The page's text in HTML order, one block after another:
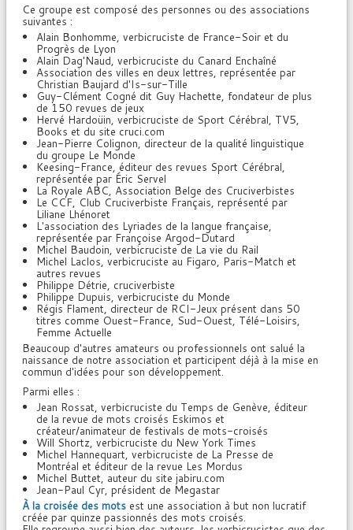
Ce groupe est composé des personnes ou des associations
suivantes :
Alain Bonhomme, verbicruciste de France-Soir et du
Progrès de Lyon
Alain Dag'Naud, verbicruciste du Canard Enchaîné
Association des villes en deux lettres, représentée par
Christian Baujard d'Is-sur-Tille
Guy-Clément Cogné dit Guy Hachette, fondateur de plus
de 150 revues de jeux
Hervé Hardoüin, verbicruciste de Sport Cérébral, TV5,
Books et du site cruci.com
Jean-Pierre Colignon, directeur de la qualité linguistique
du groupe Le Monde
Keesing-France, éditeur des revues Sport Cérébral,
représentée par Éric Servel
La Royale ABC, Association Belge des Cruciverbistes
Le CCF, Club Cruciverbiste Français, représenté par
Liliane Lhénoret
L'association des Lyriades de la langue française,
représentée par Françoise Argod-Dutard
Michel Baudoin, verbicruciste de La vie du Rail
Michel Laclos, verbicruciste au Figaro, Paris-Match et
autres revues
Philippe Détrie, cruciverbiste
Philippe Dupuis, verbicruciste du Monde
Régis Flament, directeur de RCI-Jeux présent dans 50
titres comme Ouest-France, Sud-Ouest, Télé-Loisirs,
Femme Actuelle
Beaucoup d'autres amateurs ou professionnels ont salué la
naissance de notre association et participent déjà à la mise en
commun d'idées pour son développement.
Parmi elles :
Jean Rossat, verbicruciste du Temps de Genève, éditeur
de la revue de mots croisés Eskimos et
créateur/animateur de festivals de mots-croisés
Will Shortz, verbicruciste du New York Times
Michel Hannequart, verbicruciste de La Presse de
Montréal et éditeur de la revue Les Mordus
Michel Buttet, auteur du site jabiru.com
Jean-Paul Cyr, président de Megastar
À la croisée des mots est une association à but non lucratif
créée par quinze passionnés des mots croisés.